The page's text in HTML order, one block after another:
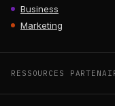
Business
Marketing
RESSOURCES